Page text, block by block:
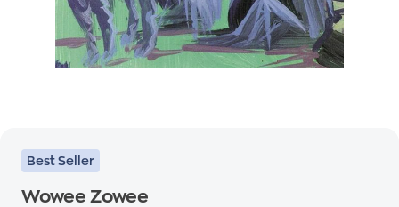
Best Seller
Wowee Zowee